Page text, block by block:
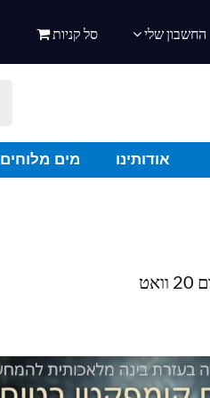
החשבון שלי סל קניות
אודותינו מים מלוחים